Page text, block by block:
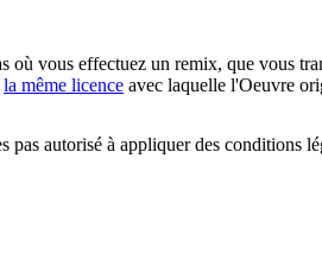
vous effectuez un remix, que vous
la même licence avec laquelle l'Oeuvre
autorisé à appliquer des conditions